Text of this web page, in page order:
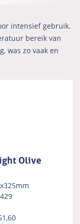
intensief gebruik.
bereik van
was zo vaak en
Olive